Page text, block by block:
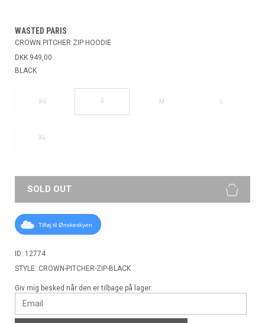
WASTED PARIS
CROWN PITCHER ZIP HOODIE
DKK 949,00
BLACK
XS S M L
XL
SOLD OUT
Tilføj til Ønskeskyen
ID: 12774
STYLE: CROWN-PITCHER-ZIP-BLACK
Giv mig besked når den er tilbage på lager: